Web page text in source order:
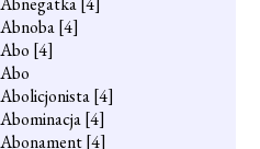
Abnoba[4]
Abo [4]
Abo
Abolicjonista[4]
Abominacja[4]
Abonament[4]